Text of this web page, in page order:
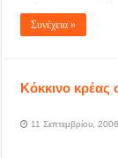
Συνέχεια »
Κόκκινο κρέας
11 Σεπτεμβρίου, 2006